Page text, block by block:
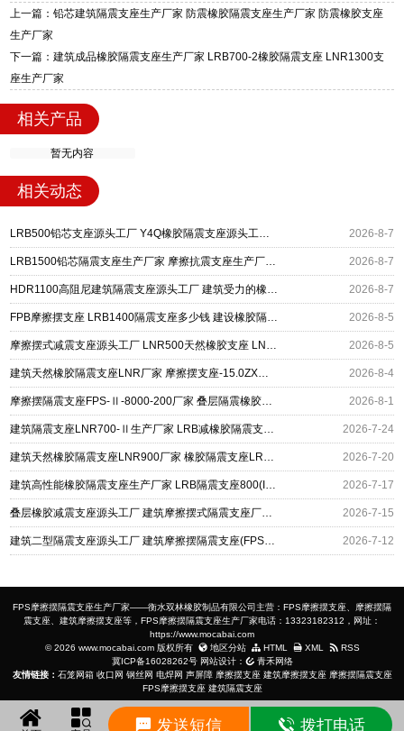
质、检测报告完备，提供选型、深化、供货、安
迎宾大街 9 号，厂家电话：13323182312。
上一篇：铅芯建筑隔震支座生产厂家 防震橡胶隔震支座生产厂家 防震橡胶支座
生产厂家
下一篇：建筑成品橡胶隔震支座生产厂家 LRB700-2橡胶隔震支座 LNR1300支
座生产厂家
相关产品
暂无内容
相关动态
LRB500铅芯支座源头工厂 Y4Q橡胶隔震支座源头工厂 摩擦摆减隔震支座厂家 2026-8-7
LRB1500铅芯隔震支座生产厂家 摩擦抗震支座生产厂家 摩擦摆隔震支座FBD 2026-8-7
HDR1100高阻尼建筑隔震支座源头工厂 建筑受力的橡胶隔震支座源头工厂 摩擦摆式减隔震支座 2026-8-7
FPB摩擦摆支座 LRB1400隔震支座多少钱 建设橡胶隔震支座什么价格 2026-8-5
摩擦摆式减震支座源头工厂 LNR500天然橡胶支座 LNR800天然隔震支座生产厂家 2026-8-5
建筑天然橡胶隔震支座LNR厂家 摩擦摆支座-15.0ZX支座的生产厂家 建筑工程用隔震支座多少钱 2026-8-4
摩擦摆隔震支座FPS-Ⅱ-8000-200厂家 叠层隔震橡胶支座什么价格 隔震橡胶支座的厂家 2026-8-1
建筑隔震支座LNR700-Ⅱ生产厂家 LRB减橡胶隔震支座 建筑摩擦摆隔振支座厂家 2026-7-24
建筑天然橡胶隔震支座LNR900厂家 橡胶隔震支座LRB500厂家 摩擦摆支座定制厂家 2026-7-20
建筑高性能橡胶隔震支座生产厂家 LRB隔震支座800(II型) 建筑摩擦摆隔震支座(FPS) 2026-7-17
叠层橡胶减震支座源头工厂 建筑摩擦摆式隔震支座厂家 水平力分散型橡胶隔震支座 2026-7-15
建筑二型隔震支座源头工厂 建筑摩擦摆隔震支座(FPS)生产厂家 矩形高阻尼橡胶隔震支座 2026-7-12
发送短信 拨打电话
FPS摩擦摆隔震支座生产厂家——衡水双林橡胶制品有限公司主营：FPS摩擦摆支座、摩擦摆隔
震支座、建筑摩擦摆支座等，FPS摩擦摆隔震支座生产厂家电话：13323182312，网址：
https://www.mocabai.com
© 2026 www.mocabai.com 版权所有
地区分站 HTML XML
RSS
冀ICP备16028262号网站设计：
青禾网络
友情链接： 石笼网箱 收口网 钢丝网 电焊网 声屏障 摩擦摆支座 建筑摩擦摆支座 摩擦摆隔震支座
FPS摩擦摆支座 建筑隔震支座